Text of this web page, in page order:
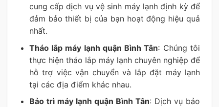
cung cấp dịch vụ vệ sinh máy lạnh định kỳ để
đảm bảo thiết bị của bạn hoạt động hiệu quả
nhất.
Tháo lắp máy lạnh quận Bình Tân: Chúng tôi
thực hiện tháo lắp máy lạnh chuyên nghiệp để
hỗ trợ việc vận chuyển và lắp đặt máy lạnh
tại các địa điểm khác nhau.
Bảo trì máy lạnh quận Bình Tân: Dịch vụ bảo